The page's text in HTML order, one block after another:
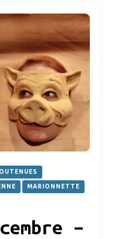
MARIONNETTE
–